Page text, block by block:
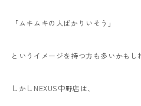
「ムキムキの人ばかりいそう」
というイメージを持つ方も多いかもし
しかしNEXUS中野店は、